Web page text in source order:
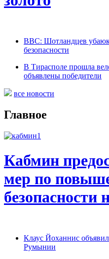
BBC: Шотландцев
безопасности
В Тирасполе прошла
объявлены победители
все новости
Главное
Кабмин
мер по
безопасности
Клаус Йоханнис
Румынии